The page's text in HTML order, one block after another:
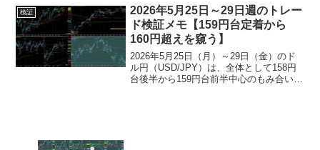
なるのだが、歳を取るにつれて瞬間記憶
の低下が甚だしくなり...
検証
2026年5月25日～29日週のトレー
ド検証メモ【159円台定着から
160円超えを窺う】
2026年5月25日（月）～29日（金）のド
ル円（USD/JPY）は、全体として158円
台後半から159円台前半中心のもみ合い・